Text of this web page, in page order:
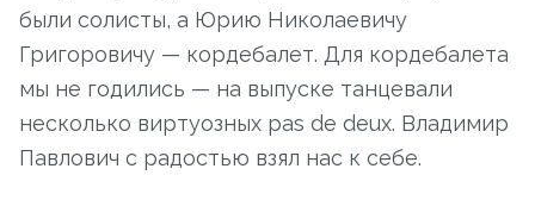
были солисты, а Юрию Николаевичу
Григоровичу — кордебалет. Для кордебалета
мы не годились — на выпуске танцевали
несколько виртуозных pas de deux. Владимир
Павлович с радостью взял нас к себе.